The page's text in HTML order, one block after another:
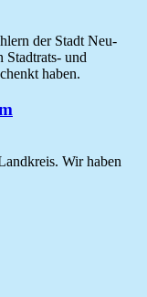
der Stadt Neu-
und
haben.
Wir haben